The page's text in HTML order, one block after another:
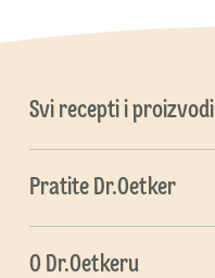
Svi recepti i proizvodi
Pratite Dr.Oetker
O Dr.Oetkeru